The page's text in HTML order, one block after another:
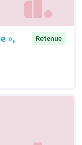
»,
Retenue